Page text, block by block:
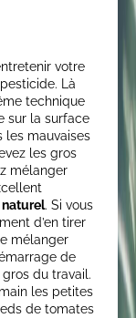
votre
Là
technique
sur la surface
les mauvaises
les gros
mélanger
. Si vous
d’en tirer
mélanger
de
du travail.
les petites
de tomates